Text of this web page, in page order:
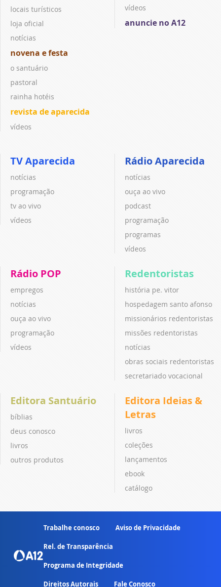
locais turísticos
loja oficial
notícias
novena e festa
o santuário
pastoral
rainha hotéis
revista de aparecida
vídeos
vídeos
anuncie no A12
TV Aparecida
notícias
programação
tv ao vivo
vídeos
Rádio Aparecida
notícias
ouça ao vivo
podcast
programação
programas
vídeos
Rádio POP
empregos
notícias
ouça ao vivo
programação
vídeos
Redentoristas
história pe. vitor
hospedagem santo afonso
missionários redentoristas
missões redentoristas
notícias
obras sociais redentoristas
secretariado vocacional
Editora Santuário
bíblias
deus conosco
livros
outros produtos
Editora Ideias &
Letras
livros
coleções
lançamentos
ebook
catálogo
Trabalhe conosco Aviso de Privacidade
Rel. de Transparência
Programa de Integridade
Direitos Autorais Fale Conosco